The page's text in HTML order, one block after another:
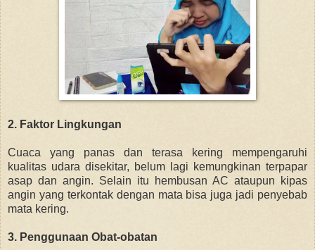
2. Faktor Lingkungan
Cuaca yang panas dan terasa kering mempengaruhi
kualitas udara disekitar, belum lagi kemungkinan terpapar
asap dan angin. Selain itu
hembusan AC ataupun kipas
angin yang terkontak dengan mata bisa juga jadi penyebab
mata kering.
3. Penggunaan Obat-obatan